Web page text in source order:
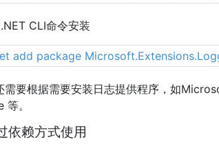
CLI命令安装
add package
需要根据需要安装日志提供程序，如
。
依赖方式使用